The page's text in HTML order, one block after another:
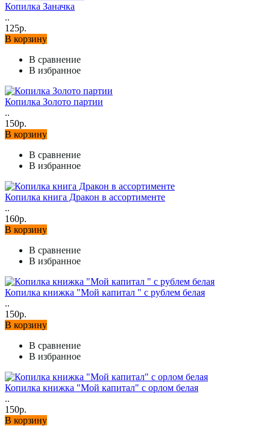
Копилка Заначка
..
125р.
В корзину
В сравнение
В избранное
Копилка Золото партии
..
150р.
В корзину
В сравнение
В избранное
Копилка книга Дракон в ассортименте
..
160р.
В корзину
В сравнение
В избранное
Копилка книжка "Мой капитал " с рублем белая
..
150р.
В корзину
В сравнение
В избранное
Копилка книжка "Мой капитал" с орлом белая
..
150р.
В корзину